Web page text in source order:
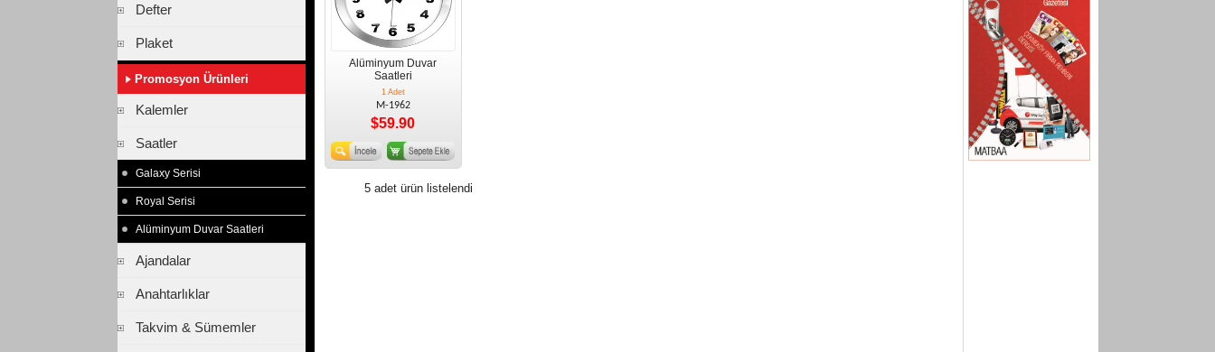
Defter
Plaket
Promosyon Ürünleri
Kalemler
Saatler
Galaxy Serisi
Royal Serisi
Alüminyum Duvar Saatleri
Ajandalar
Anahtarlıklar
Takvim & Sümemler
Alüminyum Duvar
Saatleri
1 Adet
M-1962
$59.90
5 adet ürün listelendi